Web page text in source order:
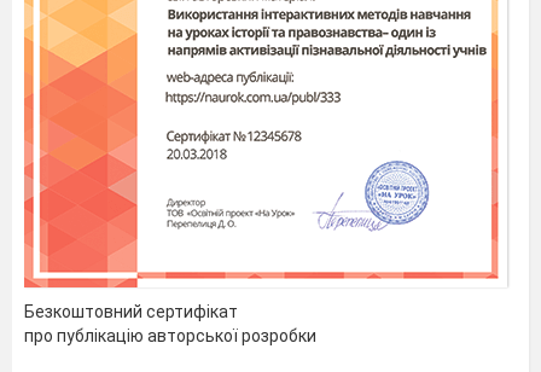
Безкоштовний сертифікат
про публікацію авторської розробки